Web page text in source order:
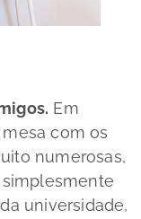
Em
com os
numerosas,
universidade,